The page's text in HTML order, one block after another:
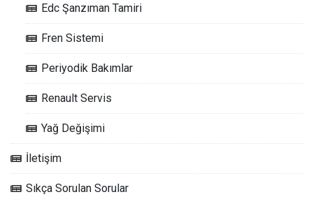
Edc Şanzıman Tamiri
Fren Sistemi
Periyodik Bakımlar
Renault Servis
Yağ Değişimi
İletişim
Sıkça Sorulan Sorular